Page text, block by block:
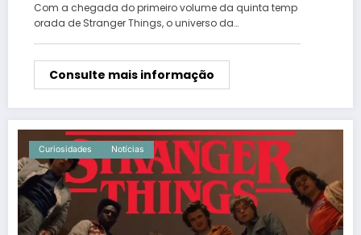
Com a chegada do primeiro volume da quinta temp
orada de Stranger Things, o universo da…
Consulte mais informação
Curiosidades Notícias